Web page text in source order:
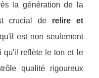
la génération de la
crucial de relire et
est non seulement
qu'il reflète le ton et le
qualité rigoureux